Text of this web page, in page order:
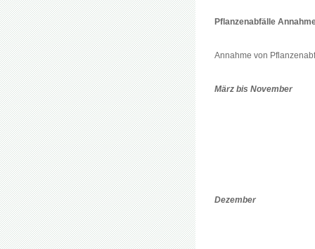
Pflanzenabfälle
Annahme von
März bis November
Dezember